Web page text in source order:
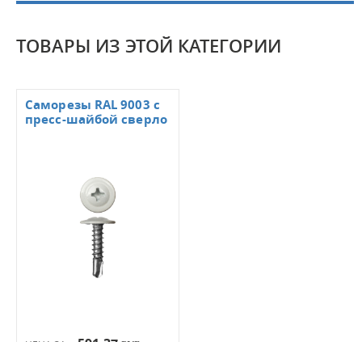
ТОВАРЫ ИЗ ЭТОЙ КАТЕГОРИИ
Саморезы RAL 9003 с
пресс-шайбой сверло